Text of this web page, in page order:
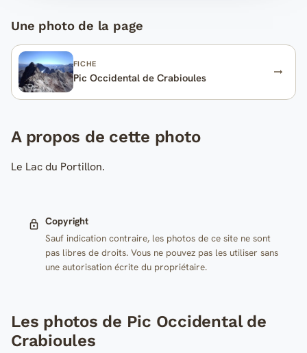
Une photo de la page
FICHE
Pic Occidental de Crabioules
A propos de cette photo
Le Lac du Portillon.
Copyright
Sauf indication contraire, les photos de ce site ne sont
pas libres de droits. Vous ne pouvez pas les utiliser sans
une autorisation écrite du propriétaire.
Les photos de Pic Occidental de
Crabioules